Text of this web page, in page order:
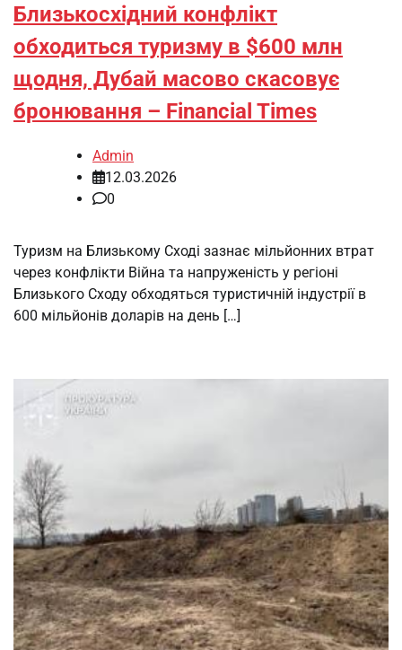
Близькосхідний конфлікт
обходиться туризму в $600 млн
щодня, Дубай масово скасовує
бронювання – Financial Times
Admin
12.03.2026
0
Туризм на Близькому Сході зазнає мільйонних втрат
через конфлікти Війна та напруженість у регіоні
Близького Сходу обходяться туристичній індустрії в
600 мільйонів доларів на день […]